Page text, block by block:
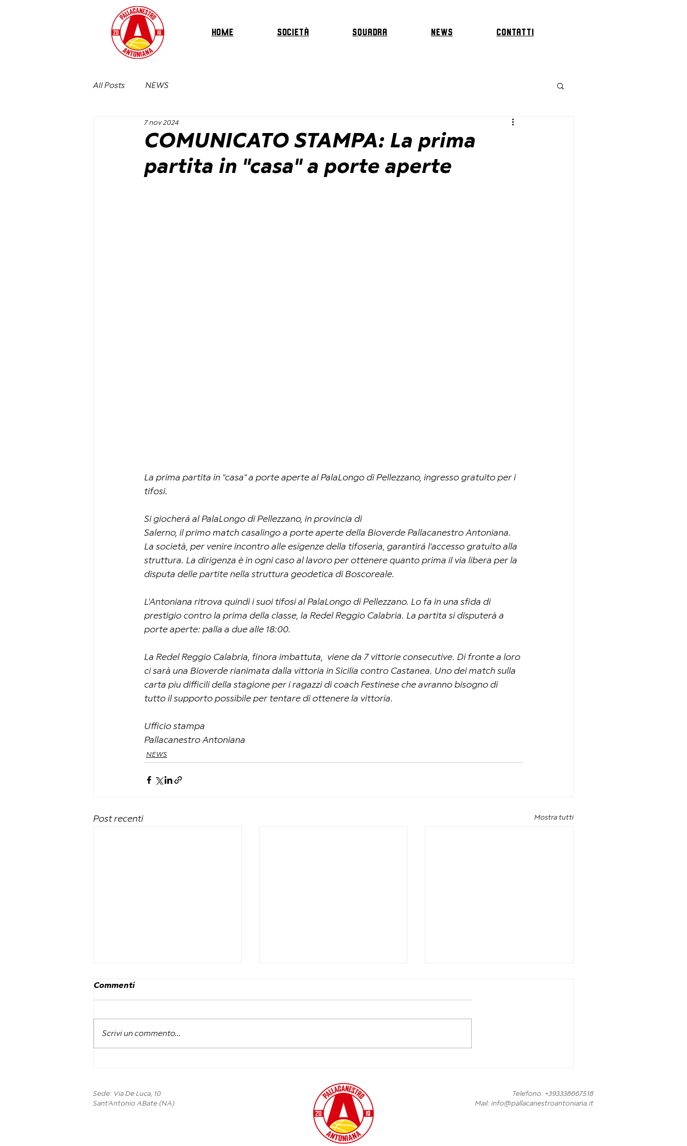
HOME Società Squadra News Contatti
All Posts NEWS
COMUNICATO STAMPA: La prima
partita in "casa" a porte aperte
7 nov 2024
La prima partita in "casa" a porte aperte al PalaLongo di Pellezzano, ingresso gratuito per i
tifosi.
Si giocherá al PalaLongo di Pellezzano, in provincia di
Salerno, il primo match casalingo a porte aperte della Bioverde Pallacanestro Antoniana.
La società, per venire incontro alle esigenze della tifoseria, garantirá l'accesso gratuito alla
struttura. La dirigenza è in ogni caso al lavoro per ottenere quanto prima il via libera per la
disputa delle partite nella struttura geodetica di Boscoreale.
L'Antoniana ritrova quindi i suoi tifosi al PalaLongo di Pellezzano. Lo fa in una sfida di
prestigio contro la prima della classe, la Redel Reggio Calabria. La partita si disputerà a
porte aperte: palla a due alle 18:00.
La Redel Reggio Calabria, finora imbattuta,  viene da 7 vittorie consecutive. Di fronte a loro
ci sarà una Bioverde rianimata dalla vittoria in Sicilia contro Castanea. Uno dei match sulla
carta piu difficili della stagione per i ragazzi di coach Festinese che avranno bisogno di
tutto il supporto possibile per tentare di ottenere la vittoria.
Ufficio stampa
Pallacanestro Antoniana
NEWS
Post recenti Mostra tutti
COSÌ LA B
INTERREGIONALE
PALATENDA VA IN SCENA
GARA 2 CON SENNORI
RISPETTA IL FATTORE
Commenti
Scrivi un commento...
Sede: Via De Luca, 10
Sant'Antonio ABate (NA)
Telefono: +393338667518
Mail: info@pallacanestroantoniana.it